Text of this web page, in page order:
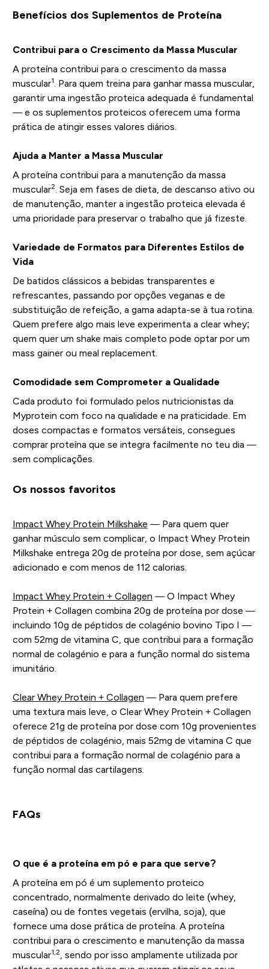
Benefícios dos Suplementos de Proteína
Contribui para o Crescimento da Massa Muscular
A proteína contribui para o crescimento da massa
muscular1
. Para quem treina para ganhar massa muscular,
garantir uma ingestão proteica adequada é fundamental
— e os suplementos proteicos oferecem uma forma
prática de atingir esses valores diários.
Ajuda a Manter a Massa Muscular
A proteína contribui para a manutenção da massa
muscular2. Seja em fases de dieta, de descanso ativo ou
de manutenção, manter a ingestão proteica elevada é
uma prioridade para preservar o trabalho que já fizeste.
Variedade de Formatos para Diferentes Estilos de
Vida
De batidos clássicos a bebidas transparentes e
refrescantes, passando por opções veganas e de
substituição de refeição, a gama adapta-se à tua rotina.
Quem prefere algo mais leve experimenta a clear whey;
quem quer um shake mais completo pode optar por um
mass gainer ou meal replacement.
Comodidade sem Comprometer a Qualidade
Cada produto foi formulado pelos nutricionistas da
Myprotein com foco na qualidade e na praticidade. Em
doses compactas e formatos versáteis, consegues
comprar proteína que se integra facilmente no teu dia —
sem complicações.
Os nossos favoritos
Impact Whey Protein Milkshake — Para quem quer
ganhar músculo sem complicar, o Impact Whey Protein
Milkshake entrega 20g de proteína por dose, sem açúcar
adicionado e com menos de 112 calorias.
Impact Whey Protein + Collagen — O Impact Whey
Protein + Collagen combina 20g de proteína por dose —
incluindo 10g de péptidos de colagénio bovino Tipo I —
com 52mg de vitamina C, que contribui para a formação
normal de colagénio e para a função normal do sistema
imunitário.
Clear Whey Protein + Collagen — Para quem prefere
uma textura mais leve, o Clear Whey Protein + Collagen
oferece 21g de proteína por dose com 10g provenientes
de péptidos de colagénio, mais 52mg de vitamina C que
contribui para a formação normal de colagénio para a
função normal das cartilagens.
FAQs
O que é a proteína em pó e para que serve?
A proteína em pó é um suplemento proteico
concentrado, normalmente derivado do leite (whey,
caseína) ou de fontes vegetais (ervilha, soja), que
fornece uma dose prática de proteína. A proteína
contribui para o crescimento e manutenção da massa
muscular1,2, sendo por isso amplamente utilizada por